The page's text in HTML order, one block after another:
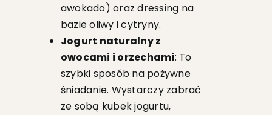
awokado) oraz dressing na
bazie oliwy i cytryny.
Jogurt naturalny z
owocami i orzechami: To
szybki sposób na pożywne
śniadanie. Wystarczy zabrać
ze sobą kubek jogurtu,